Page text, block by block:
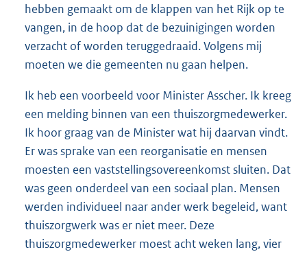
hebben gemaakt om de klappen van het Rijk op te
vangen, in de hoop dat de bezuinigingen worden
verzacht of worden teruggedraaid. Volgens mij
moeten we die gemeenten nu gaan helpen.
Ik heb een voorbeeld voor Minister Asscher. Ik kreeg
een melding binnen van een thuiszorgmedewerker.
Ik hoor graag van de Minister wat hij daarvan vindt.
Er was sprake van een reorganisatie en mensen
moesten een vaststellingsovereenkomst sluiten. Dat
was geen onderdeel van een sociaal plan. Mensen
werden individueel naar ander werk begeleid, want
thuiszorgwerk was er niet meer. Deze
thuiszorgmedewerker moest acht weken lang, vier